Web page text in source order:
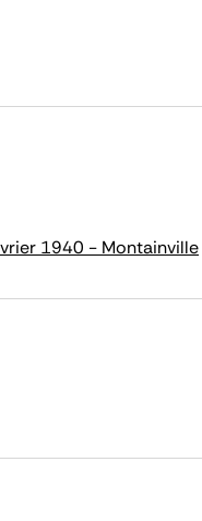
1940 - Montainville